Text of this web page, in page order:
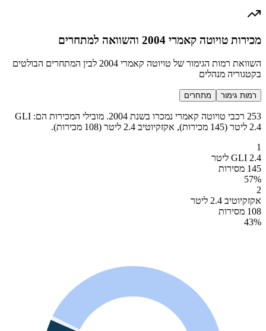
מכירות טויוטה קאמרי 2004 והשוואה למתחרים
השוואת רמות הגימור של טויוטה קאמרי 2004 לבין המתחרים הבולטים
בקטגוריה מנהלים
רמות גימור מתחרים
253 רכבי טויוטה קאמרי נמכרו בשנת 2004. מובילי המכירות הם: GLI
2.4 ליטר (145 מכירות), אקזקיוטיב 2.4 ליטר (108 מכירות).
1
GLI 2.4 ליטר
145 מסירות
57%
2
אקזקיוטיב 2.4 ליטר
108 מסירות
43%